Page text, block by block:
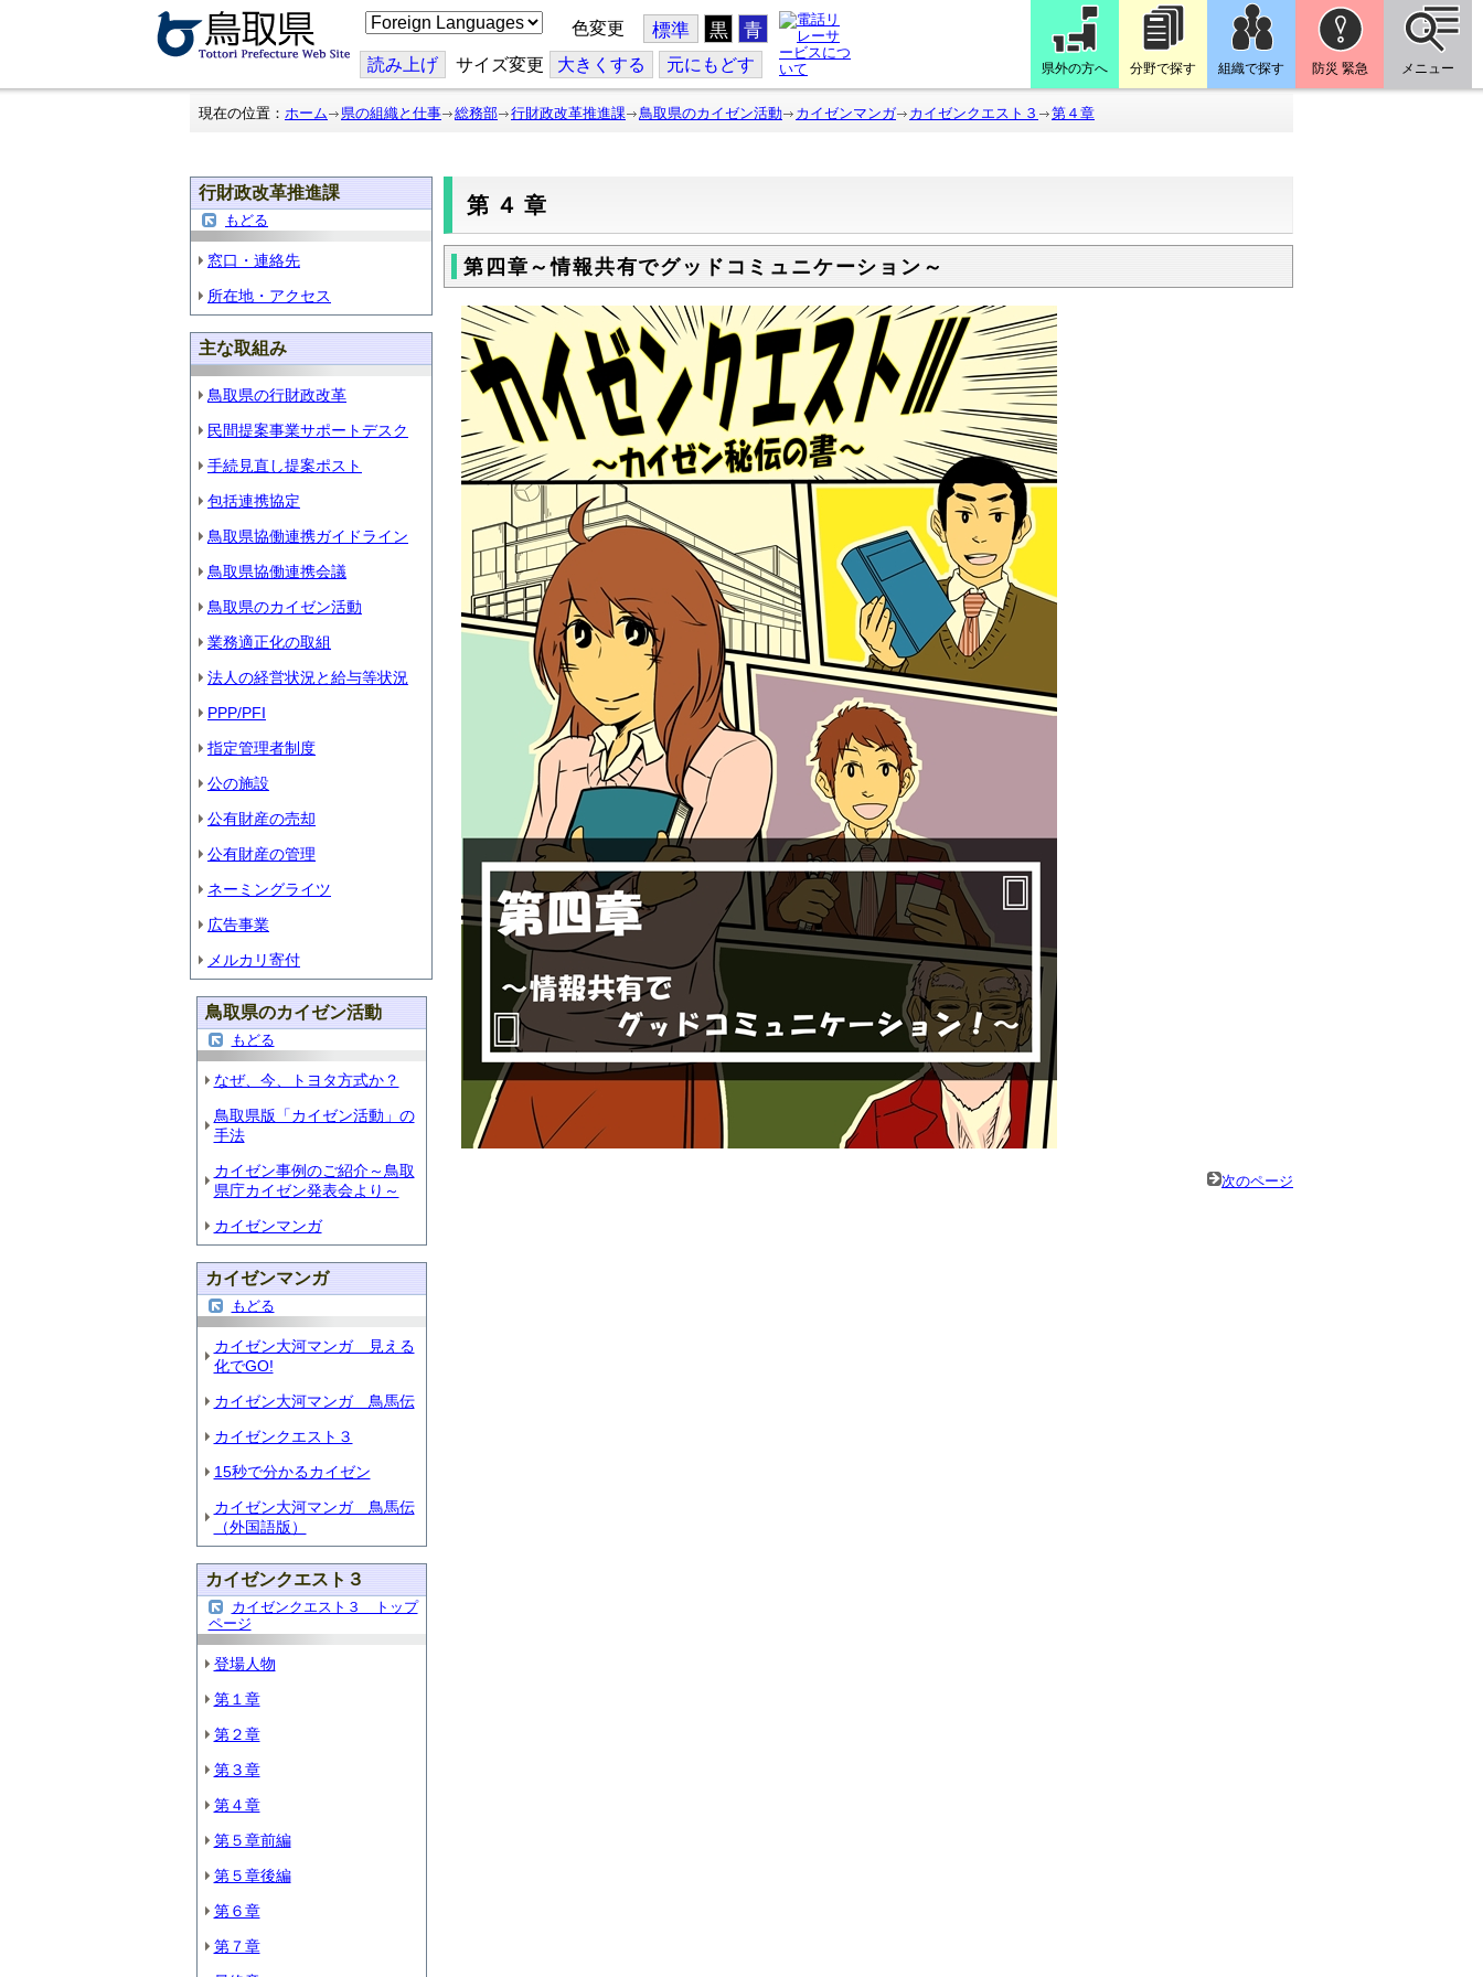
こ
の
ジ
を
翻
色変更 標準 黒 青
読み上げ サイズ変更 大きくする 元にもどす 県外の方へ 分野で探す 組織で探す 防災 緊急 メニュー
現在の位置： ホーム 県の組織と仕事 総務部 行財政改革推進課 鳥取県のカイゼン活動 カイゼンマンガ カイゼンクエスト３ 第４章
行財政改革推進課
もどる
窓口・連絡先
所在地・アクセス
主な取組み
鳥取県の行財政改革
民間提案事業サポートデスク
手続見直し提案ポスト
包括連携協定
鳥取県協働連携ガイドライン
鳥取県協働連携会議
鳥取県のカイゼン活動
業務適正化の取組
法人の経営状況と給与等状況
PPP/PFI
指定管理者制度
公の施設
公有財産の売却
公有財産の管理
ネーミングライツ
広告事業
メルカリ寄付
鳥取県のカイゼン活動
もどる
なぜ、今、トヨタ方式か？
鳥取県版「カイゼン活動」の
手法
カイゼン事例のご紹介～鳥取
県庁カイゼン発表会より～
カイゼンマンガ
カイゼンマンガ
もどる
カイゼン大河マンガ 見える
化でGO!
カイゼン大河マンガ 鳥馬伝
カイゼンクエスト３
15秒で分かるカイゼン
カイゼン大河マンガ 鳥馬伝
（外国語版）
カイゼンクエスト３
カイゼンクエスト３ トップ
ページ
登場人物
第１章
第２章
第３章
第４章
第５章前編
第５章後編
第６章
第７章
第４章
第四章～情報共有でグッドコミュニケーション～
次のページ